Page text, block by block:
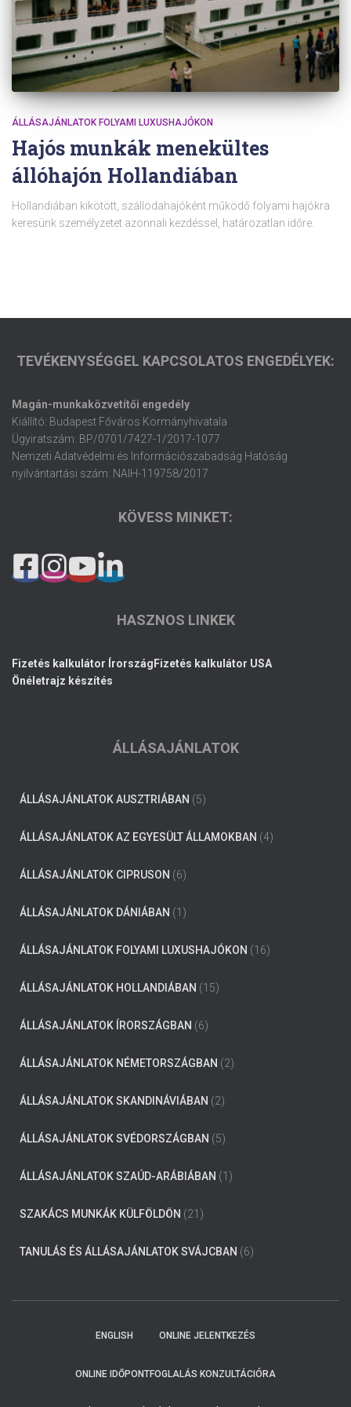
ÁLLÁSAJÁNLATOK FOLYAMI LUXUSHAJÓKON
Hajós munkák menekültes
állóhajón Hollandiában
Hollandiában kikötött, szállodahajóként működő folyami hajókra
keresünk személyzetet azonnali kezdéssel, határozatlan időre.
TEVÉKENYSÉGGEL KAPCSOLATOS ENGEDÉLYEK:
Magán-munkaközvetítői engedély
Kiállító: Budapest Főváros Kormányhivatala
Ügyiratszám: BP/0701/7427-1/2017-1077
Nemzeti Adatvédelmi és Információszabadság Hatóság
nyilvántartási szám: NAIH-119758/2017
KÖVESS MINKET:
HASZNOS LINKEK
Fizetés kalkulátor Írország Fizetés kalkulátor USA
Önéletrajz készítés
ÁLLÁSAJÁNLATOK
ÁLLÁSAJÁNLATOK AUSZTRIÁBAN (5)
ÁLLÁSAJÁNLATOK AZ EGYESÜLT ÁLLAMOKBAN (4)
ÁLLÁSAJÁNLATOK CIPRUSON (6)
ÁLLÁSAJÁNLATOK DÁNIÁBAN (1)
ÁLLÁSAJÁNLATOK FOLYAMI LUXUSHAJÓKON (16)
ÁLLÁSAJÁNLATOK HOLLANDIÁBAN (15)
ÁLLÁSAJÁNLATOK ÍRORSZÁGBAN (6)
ÁLLÁSAJÁNLATOK NÉMETORSZÁGBAN (2)
ÁLLÁSAJÁNLATOK SKANDINÁVIÁBAN (2)
ÁLLÁSAJÁNLATOK SVÉDORSZÁGBAN (5)
ÁLLÁSAJÁNLATOK SZAÚD-ARÁBIÁBAN (1)
SZAKÁCS MUNKÁK KÜLFÖLDÖN (21)
TANULÁS ÉS ÁLLÁSAJÁNLATOK SVÁJCBAN (6)
ENGLISH ONLINE JELENTKEZÉS
ONLINE IDŐPONTFOGLALÁS KONZULTÁCIÓRA